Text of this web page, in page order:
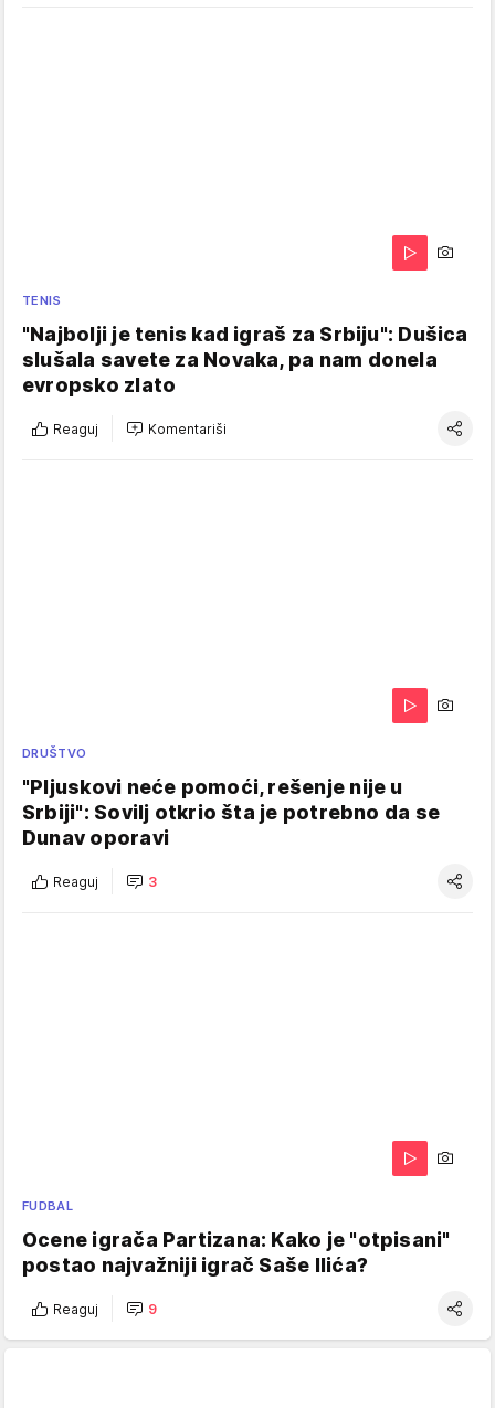
TENIS
"Najbolji je tenis kad igraš za Srbiju": Dušica
slušala savete za Novaka, pa nam donela
evropsko zlato
Reaguj Komentariši
DRUŠTVO
"Pljuskovi neće pomoći, rešenje nije u
Srbiji": Sovilj otkrio šta je potrebno da se
Dunav oporavi
Reaguj 3
FUDBAL
Ocene igrača Partizana: Kako je "otpisani"
postao najvažniji igrač Saše Ilića?
Reaguj 9